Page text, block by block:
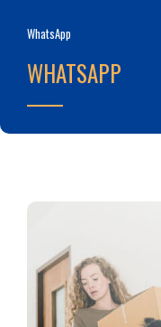
WhatsApp
WHATSAPP